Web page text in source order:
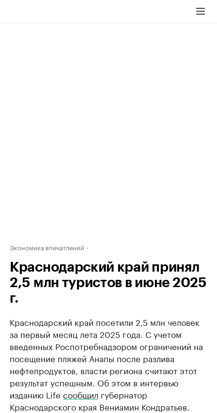
Экономика впечатлений
Краснодарский край принял
2,5 млн туристов в июне 2025
г.
Краснодарский край посетили 2,5 млн человек
за первый месяц лета 2025 года. С учетом
введенных Роспотребнадзором ограничений на
посещение пляжей Анапы после разлива
нефтепродуктов, власти региона считают этот
результат успешным. Об этом в интервью
изданию Life сообщил губернатор
Краснодарского края Вениамин Кондратьев.